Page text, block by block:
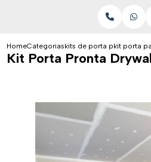
HomeCategoriaskits de porta pra drywall
kit porta
Kit Porta Pronta